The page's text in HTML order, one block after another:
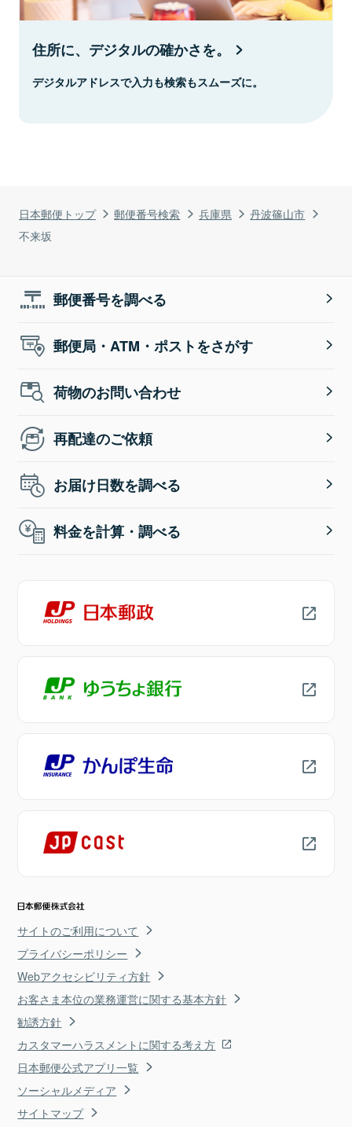
日本郵便トップ 郵便番号検索 兵庫県
丹波篠山市
不来坂
住所に、デジタルの確かさを。
デジタルアドレスで入力も検索もスムーズに。
郵便番号を調べる
郵便局・ATM・ポストをさがす
荷物のお問い合わせ
再配達のご依頼
お届け日数を調べる
料金を計算・調べる
サイトのご利用について
プライバシーポリシー
Webアクセシビリティ方針
お客さま本位の業務運営に関する基本方針
勧誘方針
カスタマーハラスメントに関する考え方
日本郵便公式アプリ一覧
ソーシャルメディア
サイトマップ